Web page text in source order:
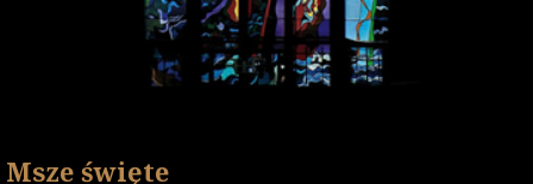
Msze święte